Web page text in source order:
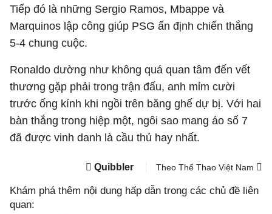
Tiếp đó là những Sergio Ramos, Mbappe và
Marquinos lập công giúp ​​PSG ấn định chiến thắng
5-4 chung cuộc.
Ronaldo dường như không quá quan tâm đến vết
thương gặp phải trong trận đấu, anh mỉm cười
trước ống kính khi ngồi trên băng ghế dự bị. Với hai
bàn thắng trong hiệp một, ngôi sao mang áo số 7
đã được vinh danh là cầu thủ hay nhất.
Quibbler Theo Thể Thao Việt Nam
Khám phá thêm nội dung hấp dẫn trong các chủ đề liên
quan: